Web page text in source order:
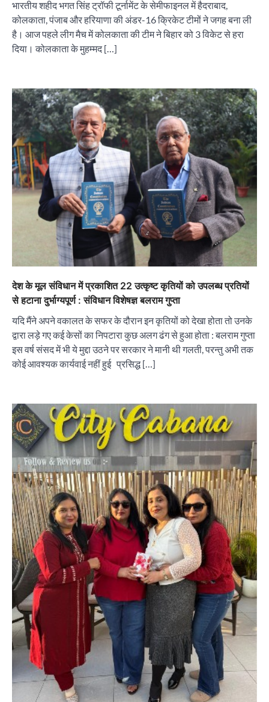
भारतीय शहीद भगत सिंह ट्रॉफी टूर्नामेंट के सेमीफाइनल में हैदराबाद,
कोलकाता, पंजाब और हरियाणा की अंडर-16 क्रिकेट टीमों ने जगह बना ली
है। आज पहले लीग मैच में कोलकाता की टीम ने बिहार को 3 विकेट से हरा
दिया। कोलकाता के मुहम्मद […]
देश के मूल संविधान में प्रकाशित 22 उत्कृष्ट कृतियों को उपलब्ध प्रतियों
से हटाना दुर्भाग्यपूर्ण : संविधान विशेषज्ञ बलराम गुप्ता
यदि मैंने अपने वकालत के सफर के दौरान इन कृतियों को देखा होता तो उनके
द्वारा लड़े गए कई केसों का निपटारा कुछ अलग ढंग से हुआ होता : बलराम गुप्ता
इस वर्ष संसद में भी ये मुद्दा उठने पर सरकार ने मानी थी गलती, परन्तु अभी तक
कोई आवश्यक कार्यवाई नहीं हुई प्रसिद्ध […]
“वोकल फॉर लोकल” से “लोकल टू ग्लोबल” की ओर भारत
का बढ़ता कदम, 12 से 15 अगस्त तक भारत मंडपम में होगा
भव्य भारत व्यापार महोत्सव : हरीश गर्ग
August 6, 2026
सोलर एनर्जी वेंडर्स एसोसिएशन (सेवा) ने पंजाब में सौर
परियोजनाओं की बाधाओं को दूर करने के लिए पीएसपीसीएल
और एमएनआरई के उच्च अधिकारियों से की मुलाकात